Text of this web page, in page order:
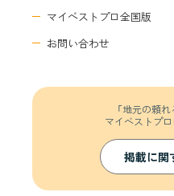
マイベストプロ全国版
お問い合わせ
「地元の頼
マイベストプ
掲載に関